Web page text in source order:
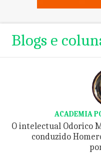
Blogs e
ACADEMIA
O intelectual Odorico
conduzido